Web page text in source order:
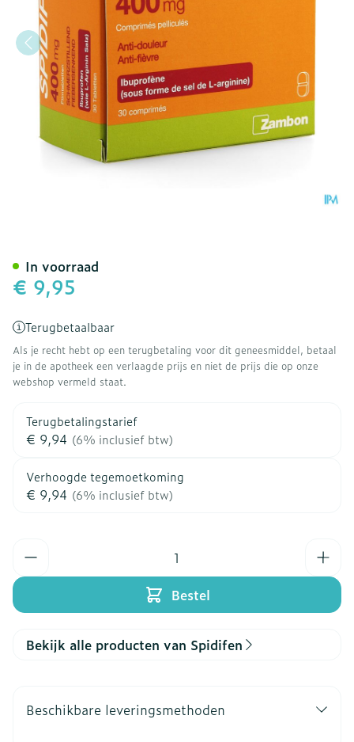
€ 9,95
Terugbetaalbaar
Als je recht hebt op een terugbetaling voor dit geneesmiddel, betaal
je in de apotheek een verlaagde prijs en niet de prijs die op onze
webshop vermeld staat.
Terugbetalingstarief
€ 9,94 (6% inclusief btw)
Verhoogde tegemoetkoming
€ 9,94 (6% inclusief btw)
Bestel
In voorraad
Bekijk alle producten van Spidifen
Beschikbare leveringsmethoden